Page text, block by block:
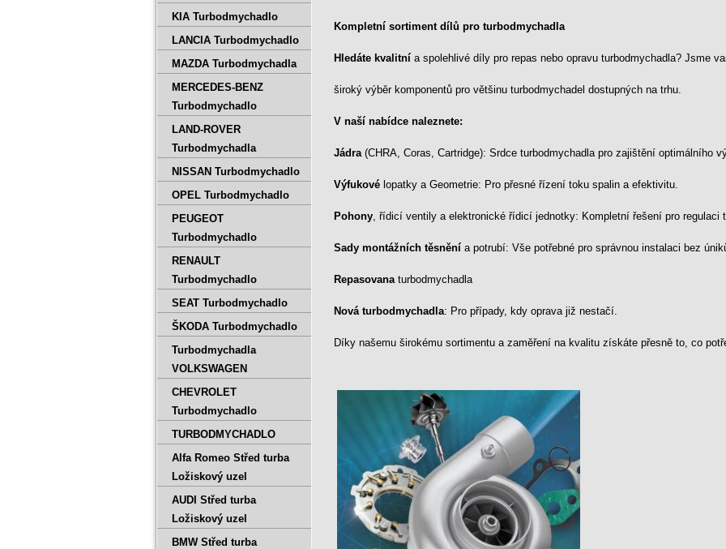
Kompletní sortiment dílů pro turbodmychadla
Hledáte kvalitní a spolehlivé díly pro repas nebo opravu turbodmychadla? Jsme
široký výběr komponentů pro většinu turbodmychadel dostupných na trhu.
V naší nabídce naleznete:
Jádra(CHRA, Coras, Cartridge): Srdce turbodmychadla pro zajištění optimálního
Výfukové lopatky a Geometrie: Pro přesné řízení toku spalin a efektivitu.
Pohony, řídicí ventily a elektronické řídicí jednotky: Kompletní řešení pro regulaci
Sady montážních těsnění a potrubí: Vše potřebné pro správnou instalaci bez
Repasovanaturbodmychadla
Nová turbodmychadla: Pro případy, kdy oprava již nestačí.
Díky našemu širokému sortimentu a zaměření na kvalitu získáte přesně to, co
KIA Turbodmychadlo
LANCIA Turbodmychadlo
MAZDA Turbodmychadla
MERCEDES-BENZ
Turbodmychadlo
LAND-ROVER
Turbodmychadla
NISSAN Turbodmychadlo
OPEL Turbodmychadlo
PEUGEOT
Turbodmychadlo
RENAULT
Turbodmychadlo
SEAT Turbodmychadlo
ŠKODA Turbodmychadlo
Turbodmychadla
VOLKSWAGEN
CHEVROLET
Turbodmychadlo
TURBODMYCHADLO
Alfa Romeo Střed turba
Ložiskový uzel
AUDI Střed turba
Ložiskový uzel
BMW Střed turba